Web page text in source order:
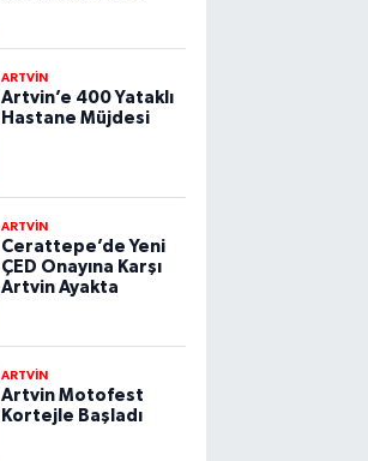
ARTVİN
Artvin’e 400 Yataklı
Hastane Müjdesi
ARTVİN
Cerattepe’de Yeni
ÇED Onayına Karşı
Artvin Ayakta
ARTVİN
Artvin Motofest
Kortejle Başladı